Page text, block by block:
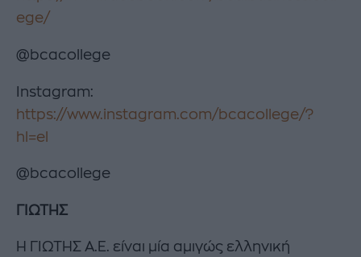
ege/
@bcacollege
Instagram:
https://www.instagram.com/bcacollege/?
hl=el
@bcacollege
ΓΙΩΤΗΣ
Η ΓΙΩΤΗΣ Α.Ε. είναι μία αμιγώς ελληνική